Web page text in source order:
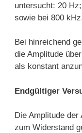
untersucht: 20
sowie bei 800
Bei hinreichend
die Amplitude
als konstant
Endgültiger
Die Amplitude der
zum Widerstand